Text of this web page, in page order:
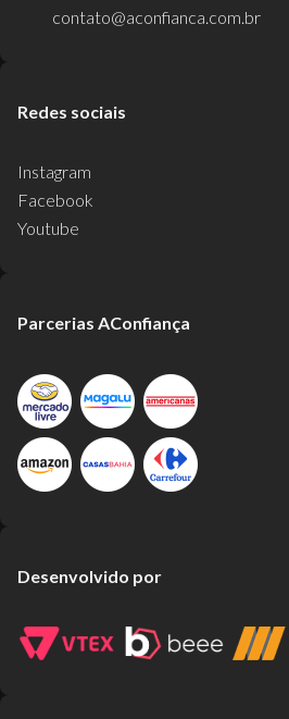
contato@aconfianca.com.br
Redes sociais
Instagram
Facebook
Youtube
Parcerias AConfiança
Desenvolvido por